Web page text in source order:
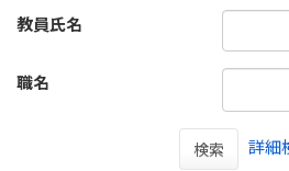
教員氏名
職名
検索
詳細